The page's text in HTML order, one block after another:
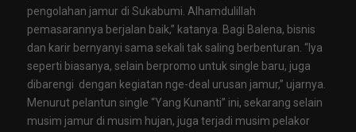
pengolahan jamur di Sukabumi. Alhamdulillah
pemasarannya berjalan baik,” katanya. Bagi Balena, bisnis
dan karir bernyanyi sama sekali tak saling berbenturan. “Iya
seperti biasanya, selain berpromo untuk single baru, juga
dibarengi dengan kegiatan nge-deal urusan jamur,” ujarnya.
Menurut pelantun single “Yang Kunanti” ini, sekarang selain
musim jamur di musim hujan, juga terjadi musim pelakor